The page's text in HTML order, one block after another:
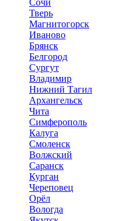
Сочи
Тверь
Магнитогорск
Иваново
Брянск
Белгород
Сургут
Владимир
Нижний Тагил
Архангельск
Чита
Симферополь
Калуга
Смоленск
Волжский
Саранск
Курган
Череповец
Орёл
Вологда